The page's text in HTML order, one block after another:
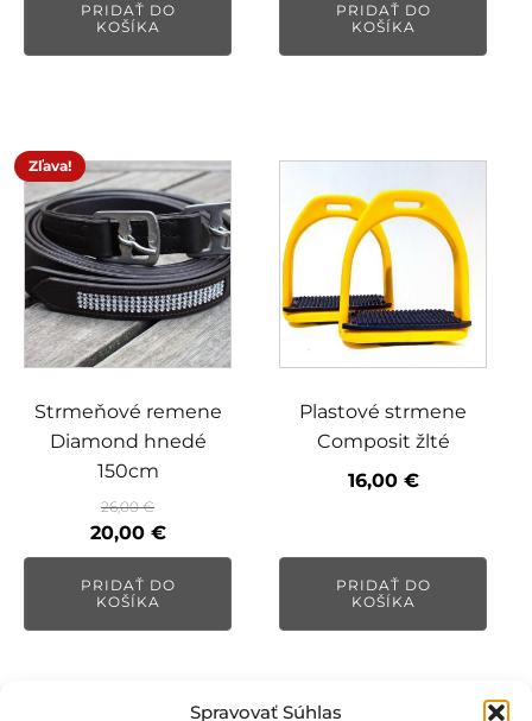
Spravovať Súhlas
PRIDAŤ DO
KOŠÍKA
PRIDAŤ DO
KOŠÍKA
Zľava!
Strmeňové remene
Diamond hnedé
150cm
26,00€
Pôvodná
cena
bola:
20,00 €Aktuálna
cena
je:
PRIDAŤ DO
KOŠÍKA
Plastové strmene
Composit žlté
16,00 €
PRIDAŤ DO
KOŠÍKA